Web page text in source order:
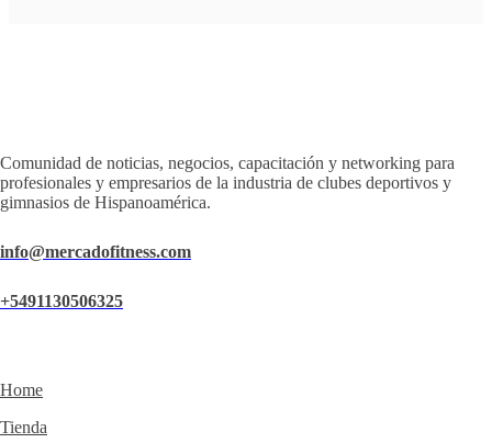
Comunidad de noticias, negocios, capacitación y networking para
profesionales y empresarios de la industria de clubes deportivos y
gimnasios de Hispanoamérica.
info@mercadofitness.com
+5491130506325
Home
Tienda